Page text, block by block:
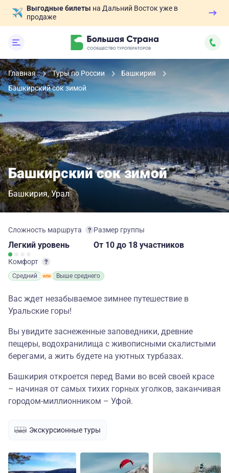
Выгодные билеты на Дальний Восток уже в
продаже
Главная Туры по России
Башкирия
Башкирский сок зимой
Башкирский сок зимой
Башкирия Урал
Сложность маршрута
Легкий уровень
Комфорт
Средний Выше среднего
Размер группы
От 10 до 18 участников
Вас ждет незабываемое зимнее путешествие в
Уральские горы!
Вы увидите заснеженные заповедники, древние
пещеры, водохранилища с живописными скалистыми
берегами, а жить будете на уютных турбазах.
Башкирия откроется перед Вами во всей своей красе
– начиная от самых тихих горных уголков, заканчивая
городом-миллионником – Уфой.
Экскурсионные туры